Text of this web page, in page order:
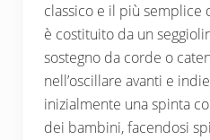
classico e il più semplice
è costituito da un
sostegno da corde o
nell’oscillare avanti e
inizialmente una spinta
dei bambini, facendosi